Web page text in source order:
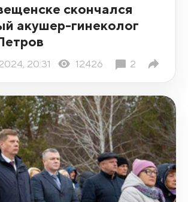
скончался
акушер-гинеколог
20:31 12426 2